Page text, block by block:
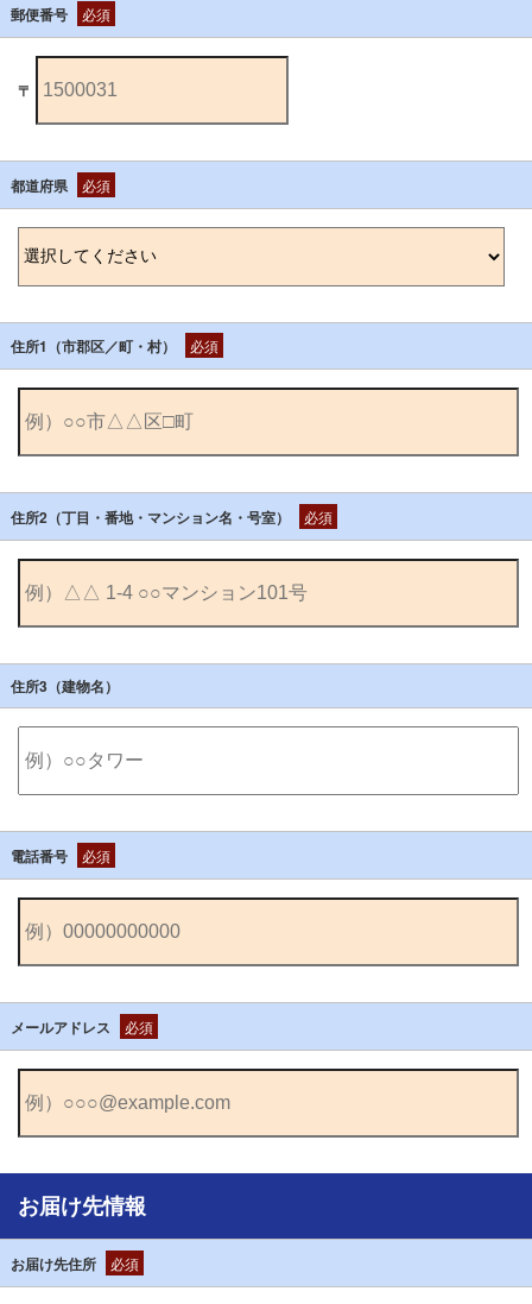
郵便番号 必須
〒
都道府県 必須
住所1（市郡区／町・村） 必須
住所2（丁目・番地・マンション名・号室） 必須
住所3（建物名）
電話番号 必須
メールアドレス 必須
お届け先情報
お届け先住所 必須